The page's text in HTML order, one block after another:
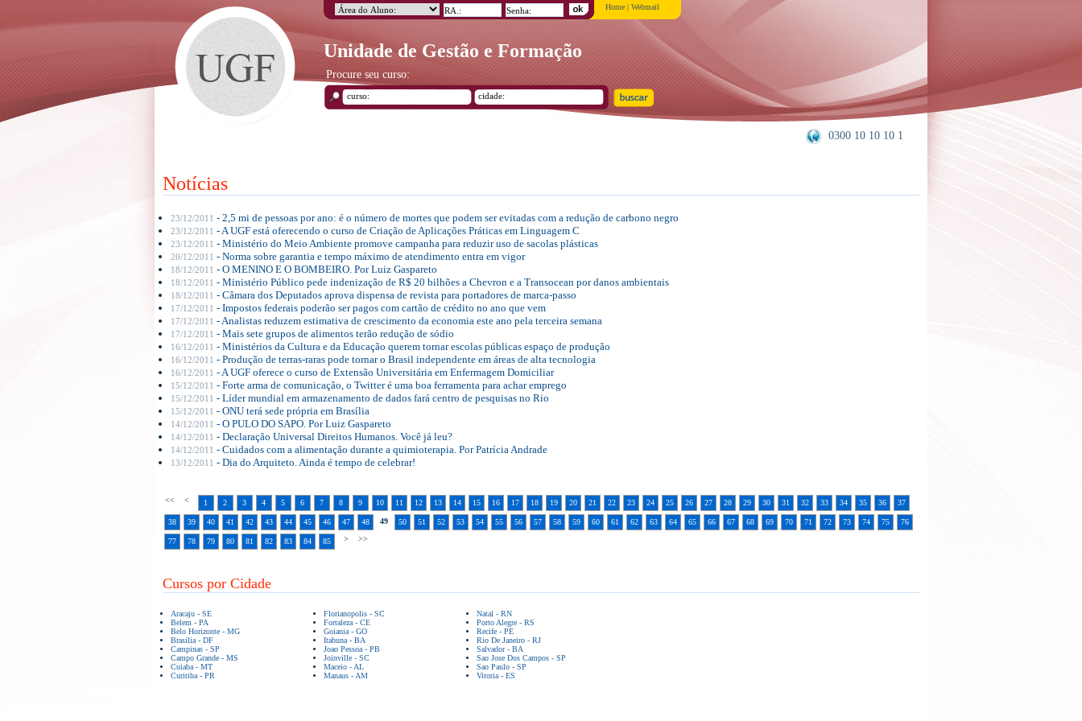
Unidade de Gestão e Formação
Home | Webmail
Procure seu curso:
0300 10 10 10 1
Notícias
23/12/2011 - 2,5 mi de pessoas por ano: é o número de mortes que podem ser evitadas com a redução de carbono negro
23/12/2011 - A UGF está oferecendo o curso de Criação de Aplicações Práticas em Linguagem C
23/12/2011 - Ministério do Meio Ambiente promove campanha para reduzir uso de sacolas plásticas
20/12/2011 - Norma sobre garantia e tempo máximo de atendimento entra em vigor
18/12/2011 - O MENINO E O BOMBEIRO. Por Luiz Gaspareto
18/12/2011 - Ministério Público pede indenização de R$ 20 bilhões a Chevron e a Transocean por danos ambientais
18/12/2011 - Câmara dos Deputados aprova dispensa de revista para portadores de marca-passo
17/12/2011 - Impostos federais poderão ser pagos com cartão de crédito no ano que vem
17/12/2011 - Analistas reduzem estimativa de crescimento da economia este ano pela terceira semana
17/12/2011 - Mais sete grupos de alimentos terão redução de sódio
16/12/2011 - Ministérios da Cultura e da Educação querem tornar escolas públicas espaço de produção
16/12/2011 - Produção de terras-raras pode tornar o Brasil independente em áreas de alta tecnologia
16/12/2011 - A UGF oferece o curso de Extensão Universitária em Enfermagem Domiciliar
15/12/2011 - Forte arma de comunicação, o Twitter é uma boa ferramenta para achar emprego
15/12/2011 - Líder mundial em armazenamento de dados fará centro de pesquisas no Rio
15/12/2011 - ONU terá sede própria em Brasília
14/12/2011 - O PULO DO SAPO. Por Luiz Gaspareto
14/12/2011 - Declaração Universal Direitos Humanos. Você já leu?
14/12/2011 - Cuidados com a alimentação durante a quimioterapia. Por Patrícia Andrade
13/12/2011 - Dia do Arquiteto. Ainda é tempo de celebrar!
<< < 1 2 3 4 5 6 7 8 9 10 11 12 13 14 15 16 17 18 19 20 21 22 23 24 25 26 27 28 29 30 31 32 33 34 35 36 37
38 39 40 41 42 43 44 45 46 47 48 49 50 51 52 53 54 55 56 57 58 59 60 61 62 63 64 65 66 67 68 69 70 71 72 73 74 75 76
77 78 79 80 81 82 83 84 85 > >>
Cursos por Cidade
Aracaju - SE
Belem - PA
Belo Horizonte - MG
Brasilia - DF
Campinas - SP
Campo Grande - MS
Cuiaba - MT
Curitiba - PR
Florianopolis - SC
Fortaleza - CE
Goiania - GO
Itabuna - BA
Joao Pessoa - PB
Joinville - SC
Maceio - AL
Manaus - AM
Natal - RN
Porto Alegre - RS
Recife - PE
Rio De Janeiro - RJ
Salvador - BA
Sao Jose Dos Campos - SP
Sao Paulo - SP
Vitoria - ES